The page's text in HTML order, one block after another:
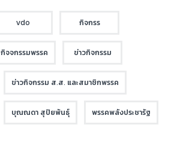
vdo กิจกรร
กิจจกรรมพรรค ข่าวกิจกรรม
ข่าวกิจกรรม ส.ส. และสมาชิกพรรค
บุณณดา สุปิยพันธุ์ พรรคพลังประชารัฐ